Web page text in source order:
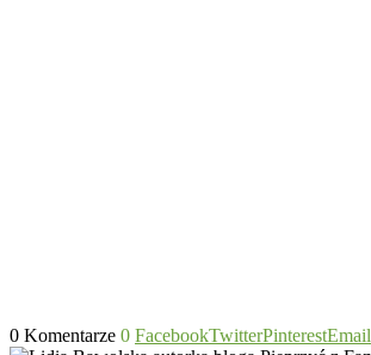
0 Komentarze 0 FacebookTwitterPinterestEmail